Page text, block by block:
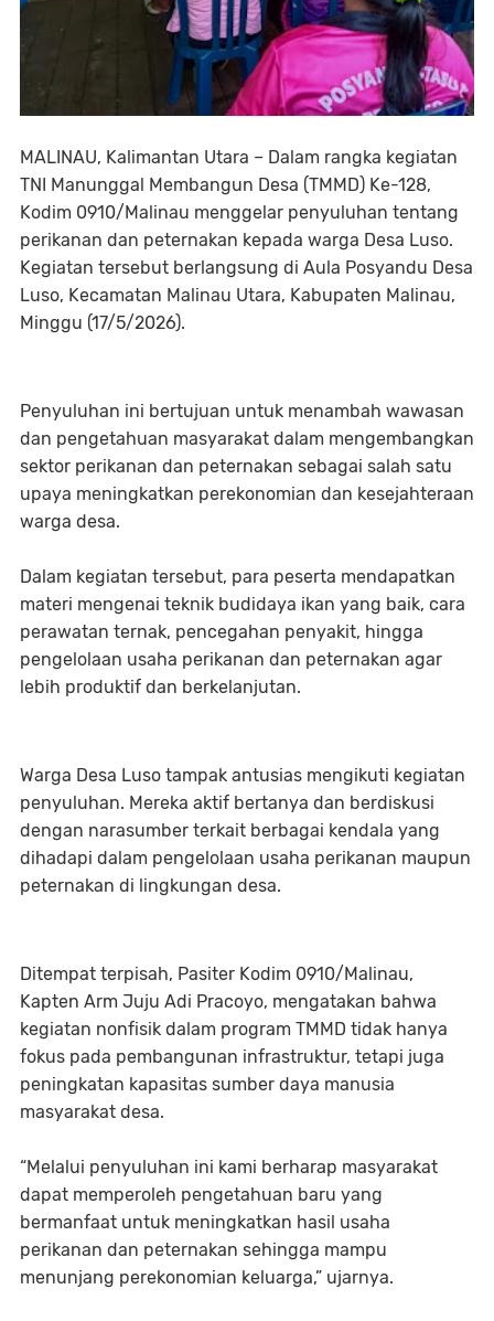
MALINAU, Kalimantan Utara – Dalam rangka kegiatan
TNI Manunggal Membangun Desa (TMMD) Ke-128,
Kodim 0910/Malinau menggelar penyuluhan tentang
perikanan dan peternakan kepada warga Desa Luso.
Kegiatan tersebut berlangsung di Aula Posyandu Desa
Luso, Kecamatan Malinau Utara, Kabupaten Malinau,
Minggu (17/5/2026).
Penyuluhan ini bertujuan untuk menambah wawasan
dan pengetahuan masyarakat dalam mengembangkan
sektor perikanan dan peternakan sebagai salah satu
upaya meningkatkan perekonomian dan kesejahteraan
warga desa.
Dalam kegiatan tersebut, para peserta mendapatkan
materi mengenai teknik budidaya ikan yang baik, cara
perawatan ternak, pencegahan penyakit, hingga
pengelolaan usaha perikanan dan peternakan agar
lebih produktif dan berkelanjutan.
Warga Desa Luso tampak antusias mengikuti kegiatan
penyuluhan. Mereka aktif bertanya dan berdiskusi
dengan narasumber terkait berbagai kendala yang
dihadapi dalam pengelolaan usaha perikanan maupun
peternakan di lingkungan desa.
Ditempat terpisah, Pasiter Kodim 0910/Malinau,
Kapten Arm Juju Adi Pracoyo, mengatakan bahwa
kegiatan nonfisik dalam program TMMD tidak hanya
fokus pada pembangunan infrastruktur, tetapi juga
peningkatan kapasitas sumber daya manusia
masyarakat desa.
“Melalui penyuluhan ini kami berharap masyarakat
dapat memperoleh pengetahuan baru yang
bermanfaat untuk meningkatkan hasil usaha
perikanan dan peternakan sehingga mampu
menunjang perekonomian keluarga,” ujarnya.